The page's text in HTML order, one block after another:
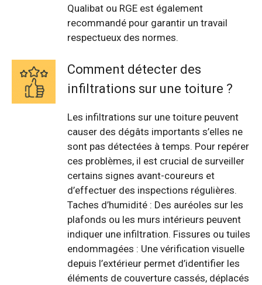
Qualibat ou RGE est également
recommandé pour garantir un travail
respectueux des normes.
Comment détecter des
infiltrations sur une toiture ?
Les infiltrations sur une toiture peuvent
causer des dégâts importants s’elles ne
sont pas détectées à temps. Pour repérer
ces problèmes, il est crucial de surveiller
certains signes avant-coureurs et
d’effectuer des inspections régulières.
Taches d’humidité : Des auréoles sur les
plafonds ou les murs intérieurs peuvent
indiquer une infiltration. Fissures ou tuiles
endommagées : Une vérification visuelle
depuis l’extérieur permet d’identifier les
éléments de couverture cassés, déplacés